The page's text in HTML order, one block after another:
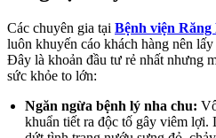
Các chuyên gia tại Bệnh viện
luôn khuyến cáo khách hàng nên
Đây là khoản đầu tư rẻ nhất nhưng
sức khỏe to lớn:
Ngăn ngừa bệnh lý nha chu:
khuẩn tiết ra độc tố gây viêm lợi.